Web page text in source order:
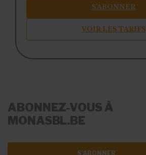
S’ABONNER
VOIR LES TARIFS
ABONNEZ-VOUS À
MONASBL.BE
S'ABONNER